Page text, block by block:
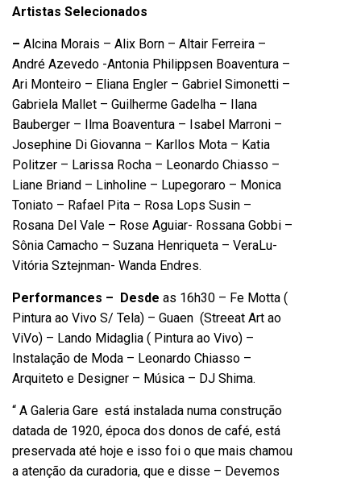
Artistas Selecionados
– Alcina Morais – Alix Born – Altair Ferreira –
André Azevedo -Antonia Philippsen Boaventura –
Ari Monteiro – Eliana Engler – Gabriel Simonetti –
Gabriela Mallet – Guilherme Gadelha – Ilana
Bauberger – Ilma Boaventura – Isabel Marroni –
Josephine Di Giovanna – Karllos Mota – Katia
Politzer – Larissa Rocha – Leonardo Chiasso –
Liane Briand – Linholine – Lupegoraro – Monica
Toniato – Rafael Pita – Rosa Lops Susin –
Rosana Del Vale – Rose Aguiar- Rossana Gobbi –
Sônia Camacho – Suzana Henriqueta – VeraLu-
Vitória Sztejnman- Wanda Endres.
Performances – Desde as 16h30 – Fe Motta (
Pintura ao Vivo S/ Tela) – Guaen (Streeat Art ao
ViVo) – Lando Midaglia ( Pintura ao Vivo) –
Instalação de Moda – Leonardo Chiasso –
Arquiteto e Designer – Música – DJ Shima.
“ A Galeria Gare está instalada numa construção
datada de 1920, época dos donos de café, está
preservada até hoje e isso foi o que mais chamou
a atenção da curadoria, que e disse – Devemos